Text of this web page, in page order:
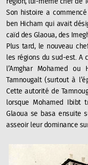
Son histoire a
ben Hicham qui avait
caïd des Glaoua, des
Plus tard, le nouveau
les régions du sud-est. A
l’Amghar Mohamed
Tamnougalt (surtout à
Cette autorité de
lorsque Mohamed Ibibt
Glaoua se basa ensuite
asseoir leur dominance